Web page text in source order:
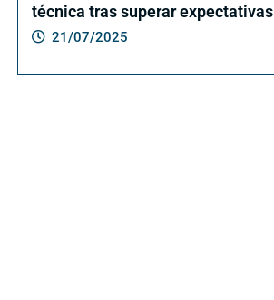
técnica tras superar expectativas
21/07/2025